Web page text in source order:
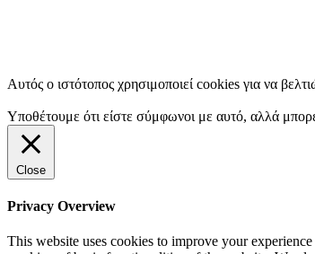
Αυτός ο ιστότοπος χρησιμοποιεί cookies για να
Υποθέτουμε ότι είστε σύμφωνοι με αυτό, αλλά
Close
Privacy Overview
This website uses cookies to improve your